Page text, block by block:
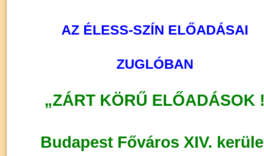
AZ ÉLESS-SZÍN ELŐADÁSAI
ZUGLÓBAN
„ZÁRT KÖRŰ ELŐADÁSOK
Budapest Főváros XIV.